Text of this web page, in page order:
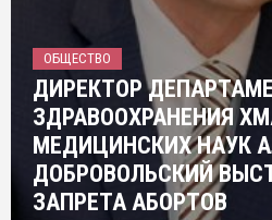
ОБЩЕСТВО
ДИРЕКТОР
ЗДРАВООХРАНЕНИЯ
МЕДИЦИНСКИХ НАУК
ДОБРОВОЛЬСКИЙ
ЗАПРЕТА АБОРТОВ